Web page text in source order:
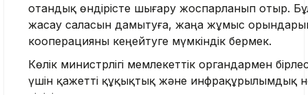
отандық өндірісте шығару жоспарланып отыр.
жасау саласын дамытуға, жаңа жұмыс
кооперацияны кеңейтуге мүмкіндік бермек.
Көлік министрлігі мемлекеттік органдармен
үшін қажетті құқықтық және инфрақұрылымдық